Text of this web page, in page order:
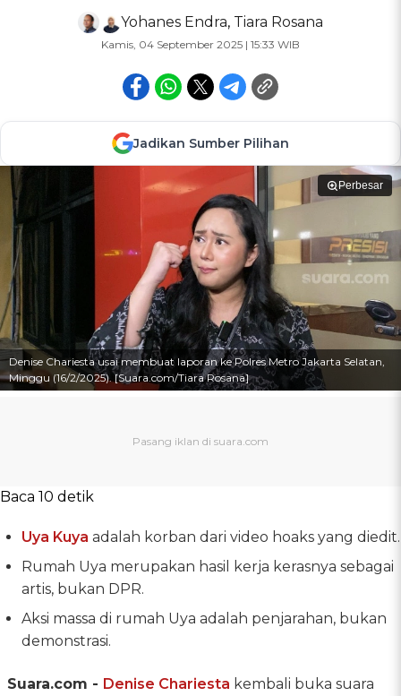
Yohanes Endra, Tiara Rosana
Kamis, 04 September 2025 | 15:33 WIB
Jadikan Sumber Pilihan
Perbesar
Denise Chariesta usai membuat laporan ke Polres Metro Jakarta Selatan,
Minggu (16/2/2025). [Suara.com/Tiara Rosana]
Baca 10 detik
Uya Kuya adalah korban dari video hoaks yang diedit.
Rumah Uya merupakan hasil kerja kerasnya sebagai
artis, bukan DPR.
Aksi massa di rumah Uya adalah penjarahan, bukan
demonstrasi.
Suara.com - Denise Chariesta kembali buka suara